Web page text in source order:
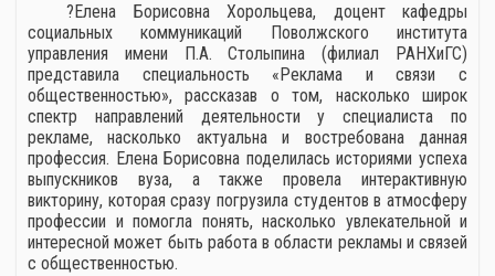
?️Елена Борисовна Хорольцева, доцент кафедры
социальных коммуникаций Поволжского института
управления имени П.А. Столыпина (филиал РАНХиГС)
представила специальность «Реклама и связи с
общественностью», рассказав о том, насколько широк
спектр направлений деятельности у специалиста по
рекламе, насколько актуальна и востребована данная
профессия. Елена Борисовна поделилась историями успеха
выпускников вуза, а также провела интерактивную
викторину, которая сразу погрузила студентов в атмосферу
профессии и помогла понять, насколько увлекательной и
интересной может быть работа в области рекламы и связей
с общественностью.